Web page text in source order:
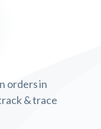
orders in
& trace